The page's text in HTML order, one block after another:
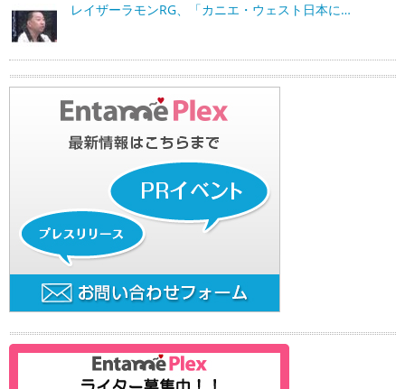
レイザーラモンRG、「カニエ・ウェスト日本に…